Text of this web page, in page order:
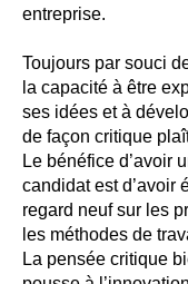
entreprise.
Toujours par souci
la capacité à être
ses idées et à
de façon critique
Le bénéfice d’avoir
candidat est d’avoir
regard neuf sur les
les méthodes de
La pensée critique